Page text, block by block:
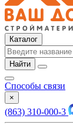
Каталог
Найти
Способы связи
×
(863) 310-000-3